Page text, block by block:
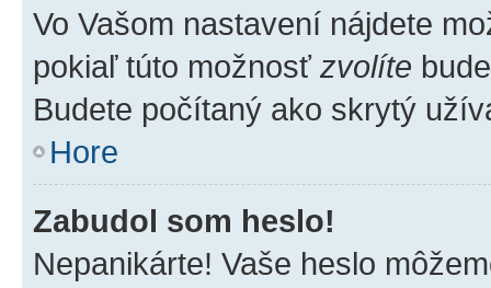
Vo Vašom nastavení nájdete
pokiaľ túto možnosť zvolíte
Budete počítaný ako skrytý
Hore
Zabudol som heslo!
Nepanikárte! Vaše heslo